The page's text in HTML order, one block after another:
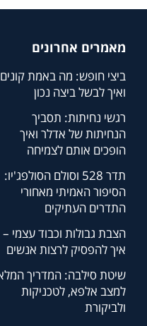
מאמרים אחרונים
ביצי חופש: מה באמת
ואיך לבשל ביצה נכון
רגשי נחיתות: תסביך
הנחיתות של אדלר ואיך
הופכים אותם לצמיחה
תדר 528 וסולם הסולפג'יו:
הסיפור האמיתי מאחורי
התדרים העתיקים
הצבת גבולות וכבוד עצמי –
איך להפסיק לרצות אנשים
שיטת סילבה: המדריך
למצב אלפא, לטכניקות
ולביקורת